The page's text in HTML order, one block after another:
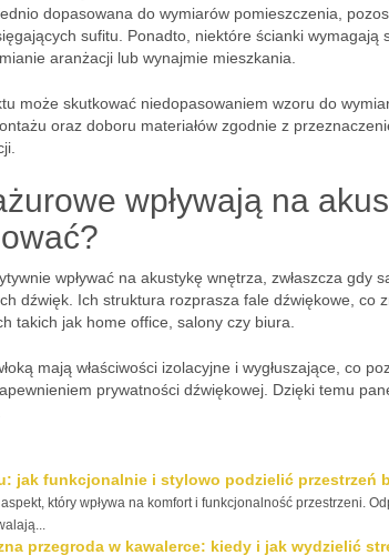
dopasowana do wymiarów pomieszczenia,
sufitu. Ponadto, niektóre ścianki wymagają
aranżacji lub wynajmie mieszkania.
może skutkować niedopasowaniem wzoru do
oraz doboru materiałów zgodnie z
wpływają na
wpływać na akustykę wnętrza, zwłaszcza gdy
dźwięk. Ich struktura rozprasza fale dźwiękowe, co
takich jak home office, salony czy biura.
mają właściwości izolacyjne i wygłuszające, co
prywatności dźwiękowej. Dzięki temu
jak funkcjonalnie i stylowo podzielić przestrzeń
który wpływa na komfort i funkcjonalność przestrzeni.
przegroda w kawalerce: kiedy i jak wydzielić